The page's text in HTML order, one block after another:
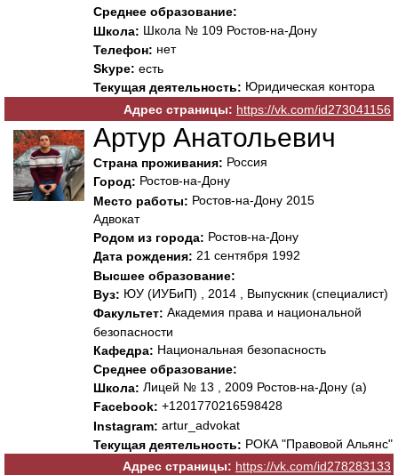
Среднее образование:
Школа: Школа № 109 Ростов-на-Дону
Телефон: нет
Skype: есть
Текущая деятельность: Юридическая контора
Адрес страницы: https://vk.com/id273041156
Артур Анатольевич
Страна проживания: Россия
Город: Ростов-на-Дону
Место работы: Ростов-на-Дону 2015
Адвокат
Родом из города: Ростов-на-Дону
Дата рождения: 21 сентября 1992
Высшее образование:
Вуз: ЮУ (ИУБиП) , 2014 , Выпускник (специалист)
Факультет: Академия права и национальной
безопасности
Кафедра: Национальная безопасность
Среднее образование:
Школа: Лицей № 13 , 2009 Ростов-на-Дону (а)
Facebook: +1201770216598428
Instagram: artur_advokat
Текущая деятельность: РОКА "Правовой Альянс"
Адрес страницы: https://vk.com/id278283133